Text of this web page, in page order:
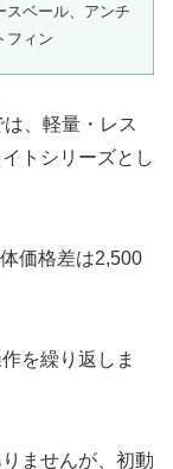
スベール、アンチ
フィン
は、軽量・レス
トシリーズとし
価格差は2,500
を繰り返しま
ませんが、初動